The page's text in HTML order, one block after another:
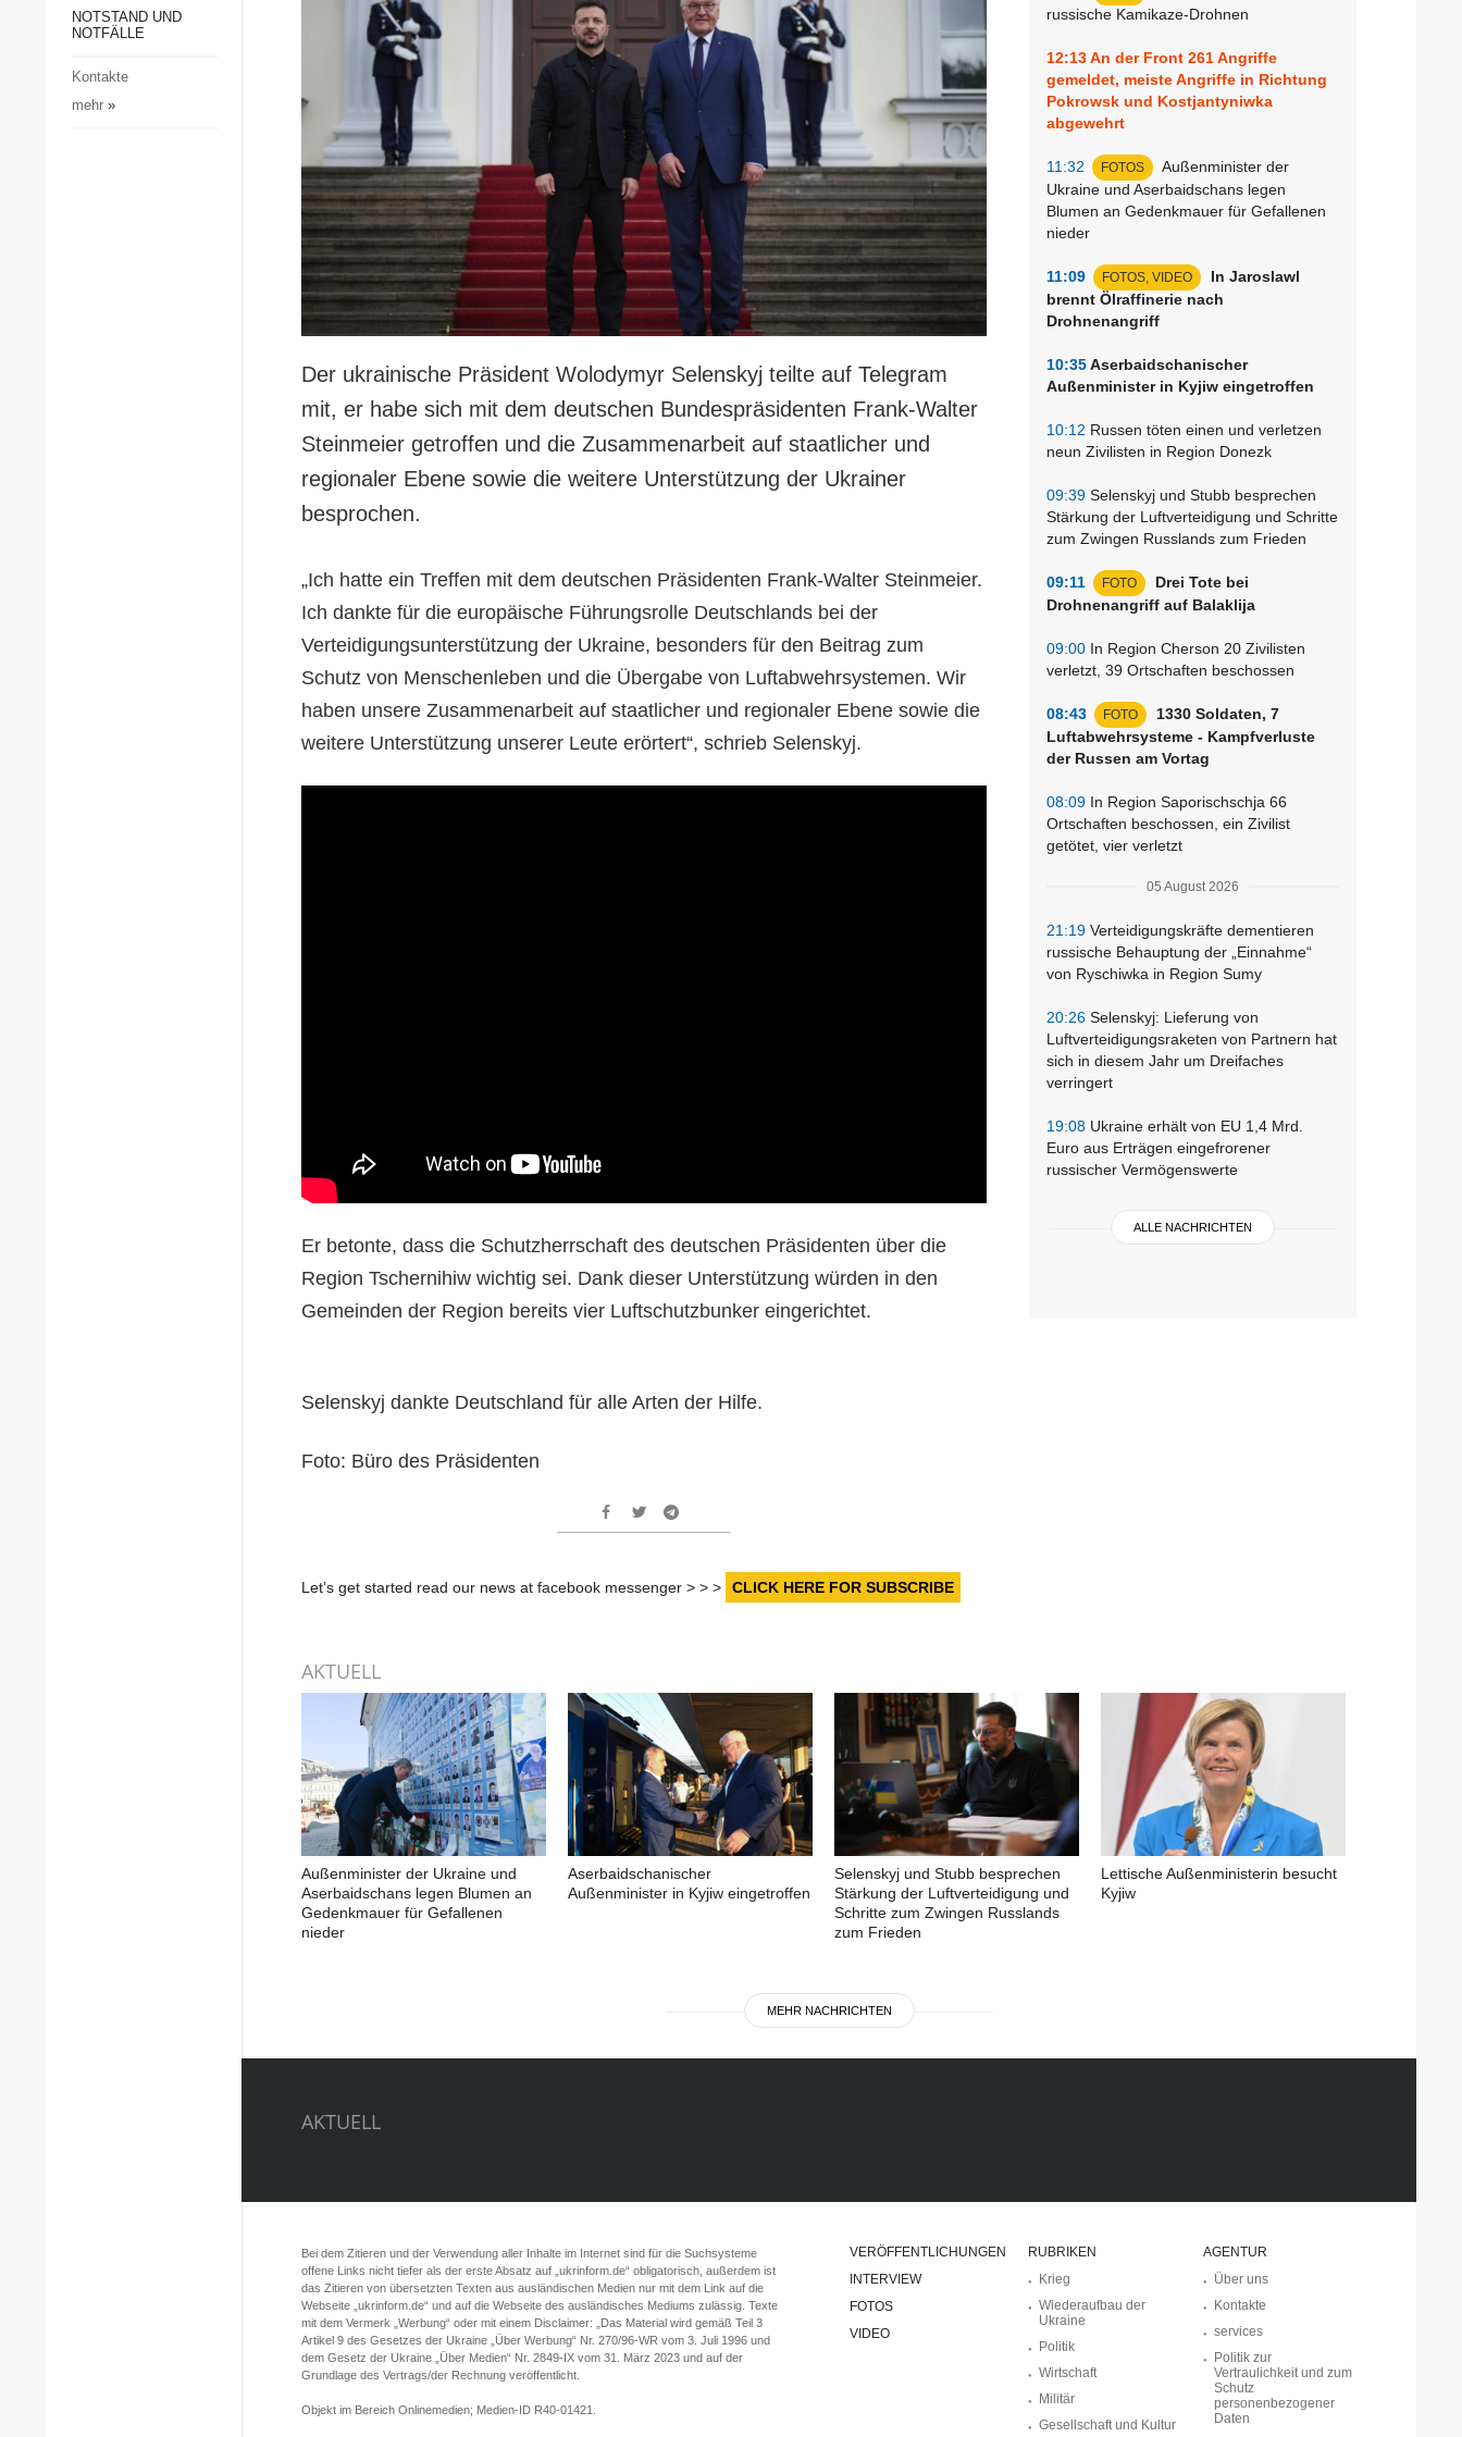
Gesellschaft und Kultur
Notstand und Notfälle
NOTSTAND UND
NOTFÄLLE
Kontakte
mehr»
russische Kamikaze-Drohnen
12:13An der Front 261 Angriffe
gemeldet, meiste Angriffe in Richtung
Pokrowsk und Kostjantyniwka
abgewehrt
11:32 FOTOS
Außenminister der
Ukraine und Aserbaidschans legen
Blumen an Gedenkmauer für Gefallenen
nieder
11:09 FOTOS, VIDEO
In Jaroslawl
brennt Ölraffinerie nach
Drohnenangriff
10:35Aserbaidschanischer
Außenminister in Kyjiw eingetroffen
10:12 Russen töten einen und verletzen
neun Zivilisten in Region Donezk
09:39 Selenskyj und Stubb besprechen
Stärkung der Luftverteidigung und Schritte
zum Zwingen Russlands zum Frieden
09:11 FOTO
Drei Tote bei
Drohnenangriff auf Balaklija
09:00 In Region Cherson 20 Zivilisten
verletzt, 39 Ortschaften beschossen
08:43 FOTO
1330 Soldaten, 7
Luftabwehrsysteme - Kampfverluste
der Russen am Vortag
08:09 In Region Saporischschja 66
Ortschaften beschossen, ein Zivilist
getötet, vier verletzt
05 August 2026
21:19 Verteidigungskräfte dementieren
russische Behauptung der „Einnahme“
von Ryschiwka in Region Sumy
20:26 Selenskyj: Lieferung von
Luftverteidigungsraketen von Partnern hat
sich in diesem Jahr um Dreifaches
verringert
19:08 Ukraine erhält von EU 1,4 Mrd.
Euro aus Erträgen eingefrorener
russischer Vermögenswerte
ALLE NACHRICHTEN
Der ukrainische Präsident Wolodymyr Selenskyj teilte auf Telegram
mit, er habe sich mit dem deutschen Bundespräsidenten Frank-Walter
Steinmeier getroffen und die Zusammenarbeit auf staatlicher und
regionaler Ebene sowie die weitere Unterstützung der Ukrainer
besprochen.
„Ich hatte ein Treffen mit dem deutschen Präsidenten Frank-Walter Steinmeier.
Ich dankte für die europäische Führungsrolle Deutschlands bei der
Verteidigungsunterstützung der Ukraine, besonders für den Beitrag zum
Schutz von Menschenleben und die Übergabe von Luftabwehrsystemen. Wir
haben unsere Zusammenarbeit auf staatlicher und regionaler Ebene sowie die
weitere Unterstützung unserer Leute erörtert“, schrieb Selenskyj.
Er betonte, dass die Schutzherrschaft des deutschen Präsidenten über die
Region Tschernihiw wichtig sei. Dank dieser Unterstützung würden in den
Gemeinden der Region bereits vier Luftschutzbunker eingerichtet.
Selenskyj dankte Deutschland für alle Arten der Hilfe.
Foto: Büro des Präsidenten
Let’s get started read our news at facebook messenger > > > CLICK HERE FOR SUBSCRIBE
AKTUELL
Außenminister der Ukraine und
Aserbaidschans legen Blumen an
Gedenkmauer für Gefallenen
nieder
Aserbaidschanischer
Außenminister in Kyjiw eingetroffen
Selenskyj und Stubb besprechen
Stärkung der Luftverteidigung und
Schritte zum Zwingen Russlands
zum Frieden
Lettische Außenministerin besucht
Kyjiw
MEHR NACHRICHTEN
AKTUELL
RUBRIKEN
Krieg
Wiederaufbau der
Ukraine
Politik
Wirtschaft
Militär
Gesellschaft und Kultur
AGENTUR
Über uns
Kontakte
services
Politik zur
Vertraulichkeit und zum
Schutz
personenbezogener
Daten
VERÖFFENTLICHUNGEN
INTERVIEW
FOTOS
VIDEO
Bei dem Zitieren und der Verwendung aller Inhalte im Internet sind für die Suchsysteme
offene Links nicht tiefer als der erste Absatz auf „ukrinform.de“ obligatorisch, außerdem ist
das Zitieren von übersetzten Texten aus ausländischen Medien nur mit dem Link auf die
Webseite „ukrinform.de“ und auf die Webseite des ausländisches Mediums zulässig. Texte
mit dem Vermerk „Werbung“ oder mit einem Disclaimer: „Das Material wird gemäß Teil 3
Artikel 9 des Gesetzes der Ukraine „Über Werbung“ Nr. 270/96-WR vom 3. Juli 1996 und
dem Gesetz der Ukraine „Über Medien“ Nr. 2849-IX vom 31. März 2023 und auf der
Grundlage des Vertrags/der Rechnung veröffentlicht.
Objekt im Bereich Onlinemedien; Medien-ID R40-01421.